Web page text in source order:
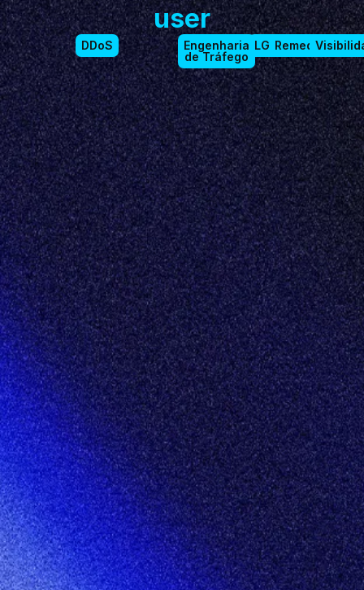
user
DDoS
Engenharia
de Tráfego
LGPDRemediation